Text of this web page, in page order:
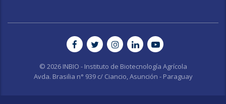
© 2026 INBIO - Instituto de Biotecnología Agrícola
Avda. Brasilia n° 939 c/ Ciancio, Asunción - Paraguay